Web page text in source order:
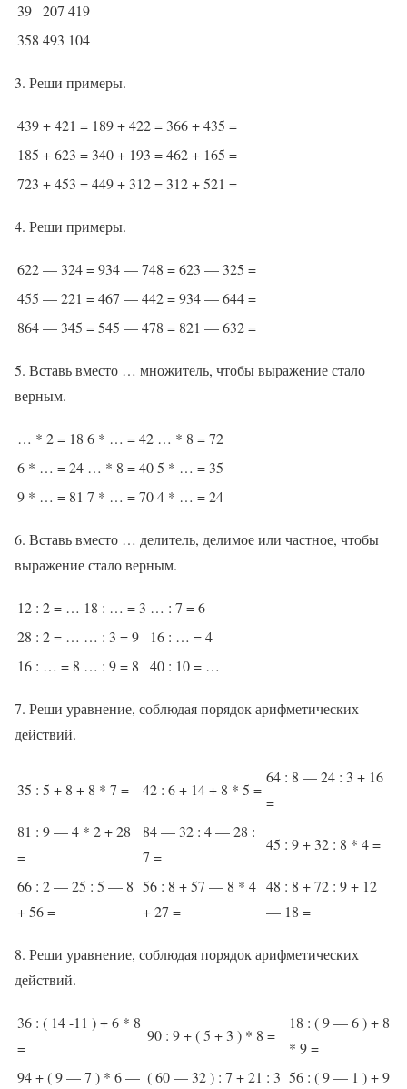
39 207 419
358 493 104
3. Реши примеры.
439 + 421 = 189 + 422 = 366 + 435 =
185 + 623 = 340 + 193 =462 + 165 =
723 + 453 =449 + 312 = 312 + 521 =
4. Реши примеры.
622 — 324 =934 — 748 =623 — 325 =
455 — 221 =467 — 442 =934 — 644 =
864 — 345 =545 — 478 = 821 — 632 =
5. Вставь вместо … множитель, чтобы выражение стало
верным.
… * 2 = 18 6 * … = 42 … * 8 = 72
6 * … = 24 … * 8 = 405 * … = 35
9 * … = 81 7 * … = 704 * … = 24
6. Вставь вместо … делитель, делимое или частное, чтобы
выражение стало верным.
12 : 2 = … 18 : … = 3 … : 7 = 6
28 : 2 = … … : 3 = 9
16 : … = 4
16 : … = 8 … : 9 = 8 40 : 10 = …
7. Реши уравнение, соблюдая порядок арифметических
действий.
35 : 5 + 8 + 8 * 7 = 42 : 6 + 14 + 8 * 5 =
64 : 8 — 24 : 3 + 16
=
81 : 9 — 4 * 2 + 28
=
84 — 32 : 4 — 28 :
7 =
45 : 9 + 32 : 8 * 4 =
66 : 2 — 25 : 5 — 8
+ 56 =
56 : 8 + 57 — 8 * 4
+ 27 =
48 : 8 + 72 : 9 + 12
— 18 =
8. Реши уравнение, соблюдая порядок арифметических
действий.
36 : ( 14 -11 ) + 6 * 8
=
90 : 9 + ( 5 + 3 ) * 8 =
18 : ( 9 — 6 ) + 8
* 9 =
94 + ( 9 — 7 ) * 6 — ( 60 — 32 ) : 7 + 21 : 3 56 : ( 9 — 1 ) + 9